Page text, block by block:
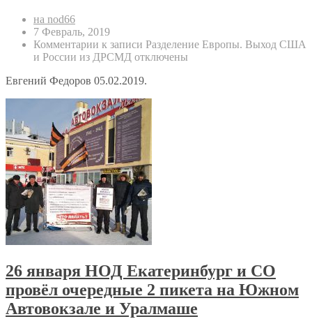
на nod66
7 Февраль, 2019
Комментарии к записи Разделение Европы. Выход США
и России из ДРСМД отключены
Евгений Федоров 05.02.2019.
26 января НОД Екатеринбург и СО
провёл очередные 2 пикета на Южном
Автовокзале и Уралмаше